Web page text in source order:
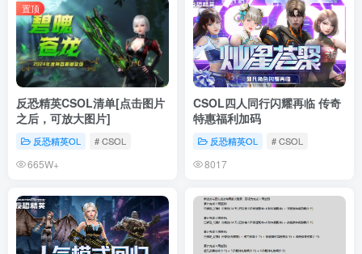
置顶
反恐精英CSOL清单[点击图片
之后，可放大图片]
反恐精英OL # CSOL
665W+
CSOL四人同行闪耀再临 传奇
特惠福利加码
反恐精英OL # CSOL
8017